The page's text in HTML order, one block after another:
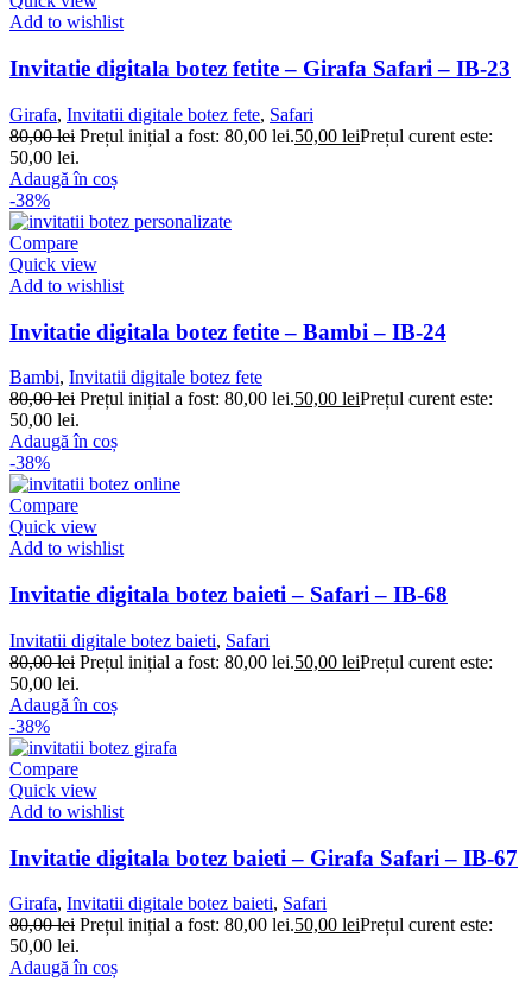
Add to wishlist
Invitatie digitala botez fetite – Girafa Safari – IB-23
Girafa, Invitatii digitale botez fete, Safari
80,00lei Prețul inițial a fost: 80,00 lei.50,00 leiPrețul curent este:
50,00 lei.
Adaugă în coș
-38%
Compare
Quick view
Add to wishlist
Invitatie digitala botez fetite – Bambi – IB-24
Bambi, Invitatii digitale botez fete
80,00lei Prețul inițial a fost: 80,00 lei.50,00 leiPrețul curent este:
50,00 lei.
Adaugă în coș
-38%
Compare
Quick view
Add to wishlist
Invitatie digitala botez baieti – Safari – IB-68
Invitatii digitale botez baieti, Safari
80,00lei Prețul inițial a fost: 80,00 lei.50,00 leiPrețul curent este:
50,00 lei.
Adaugă în coș
-38%
Compare
Quick view
Add to wishlist
Invitatie digitala botez baieti – Girafa Safari – IB-67
Girafa, Invitatii digitale botez baieti, Safari
80,00lei Prețul inițial a fost: 80,00 lei.50,00 leiPrețul curent este:
50,00 lei.
Adaugă în coș